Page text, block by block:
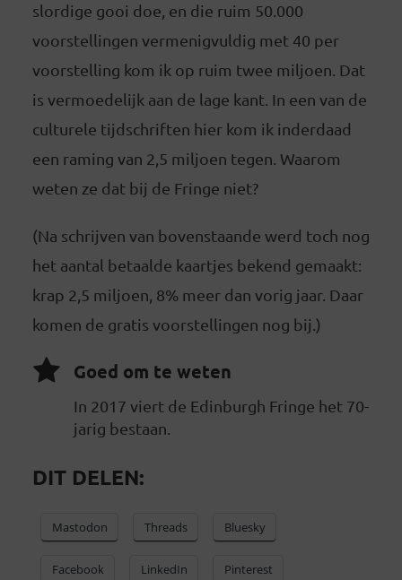
slordige gooi doe, en die ruim 50.000
voorstellingen vermenigvuldig met 40 per
voorstelling kom ik op ruim twee miljoen. Dat
is vermoedelijk aan de lage kant. In een van de
culturele tijdschriften hier kom ik inderdaad
een raming van 2,5 miljoen tegen. Waarom
weten ze dat bij de Fringe niet?
(Na schrijven van bovenstaande werd toch nog
het aantal betaalde kaartjes bekend gemaakt:
krap 2,5 miljoen, 8% meer dan vorig jaar. Daar
komen de gratis voorstellingen nog bij.)
Goed om te weten
In 2017 viert de Edinburgh Fringe het 70-
jarig bestaan.
DIT DELEN:
Mastodon Threads Bluesky
Facebook LinkedIn Pinterest